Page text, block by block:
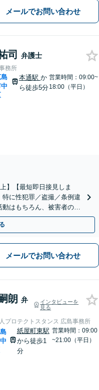
メールでお問い合わせ
司 弁護士
務所
島
本通駅 か
ら徒歩5分
営業時間：09:00~
18:00（平日）
】【最短即日接見しま
に性犯罪／盗撮／条例違
はもちろん、被害者の方
日対応可】
メールでお問い合わせ
朗 弁
インタビューを
見る
プロテクトスタンス 広島事務所
紙屋町東駅
から徒歩1
分
営業時間：09:00
~21:00（平日）